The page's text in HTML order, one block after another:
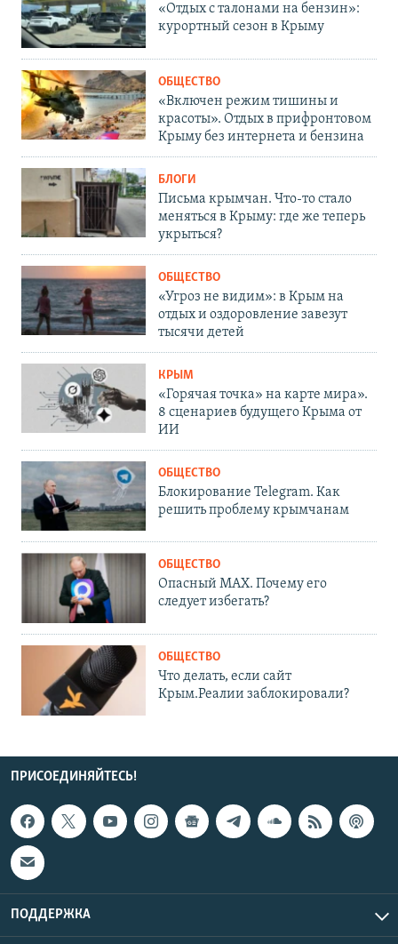
«Отдых с талонами на бензин»:
курортный сезон в Крыму
ОБЩЕСТВО
«Включен режим тишины и
красоты». Отдых в прифронтовом
Крыму без интернета и бензина
БЛОГИ
Письма крымчан. Что-то стало
меняться в Крыму: где же теперь
укрыться?
ОБЩЕСТВО
«Угроз не видим»: в Крым на
отдых и оздоровление завезут
тысячи детей
КРЫМ
«Горячая точка» на карте мира».
8 сценариев будущего Крыма от
ИИ
ОБЩЕСТВО
Блокирование Telegram. Как
решить проблему крымчанам
ОБЩЕСТВО
Опасный MAX. Почему его
следует избегать?
ОБЩЕСТВО
Что делать, если сайт
Крым.Реалии заблокировали?
ПРИСОЕДИНЯЙТЕСЬ!
ПОДДЕРЖКА